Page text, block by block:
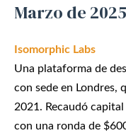
Marzo de 2025
Isomorphic Labs
Una plataforma de
con sede en Londres,
2021. Recaudó
con una ronda de